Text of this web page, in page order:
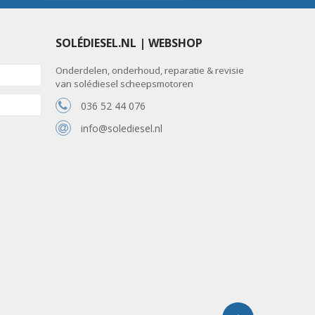
SOLÉDIESEL.NL | WEBSHOP
Onderdelen, onderhoud, reparatie & revisie
van solédiesel scheepsmotoren
036 52 44 076
info@solediesel.nl